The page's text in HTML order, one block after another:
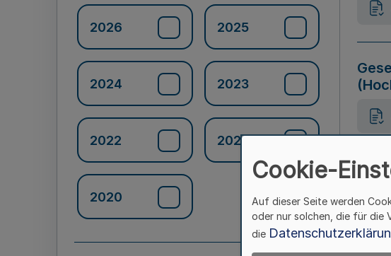
2026 2025
2024 2023
2022 2021
2020
Cookie-
Auf dieser Seite werden
oder nur solchen, die für die
die